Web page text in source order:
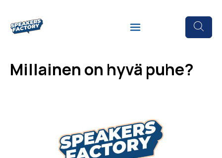
Millainen on hyvä puhe?